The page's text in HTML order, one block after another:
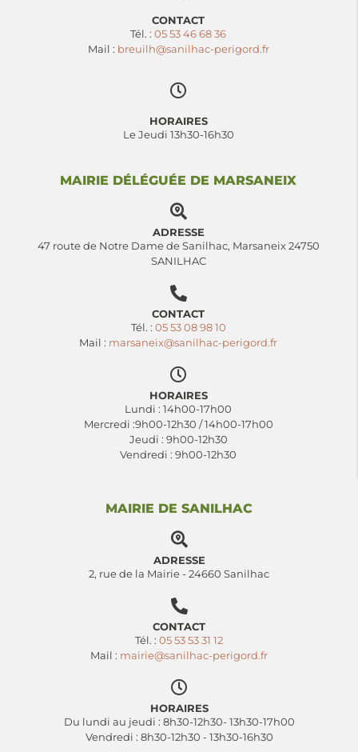
CONTACT
Tél. : 05 53 46 68 36
Mail : breuilh@sanilhac-perigord.fr
HORAIRES
Le Jeudi 13h30-16h30
MAIRIE DÉLÉGUÉE DE MARSANEIX
ADRESSE
47 route de Notre Dame de Sanilhac, Marsaneix 24750
SANILHAC
CONTACT
Tél. : 05 53 08 98 10
Mail : marsaneix@sanilhac-perigord.fr
HORAIRES
Lundi : 14h00-17h00
Mercredi :9h00-12h30 / 14h00-17h00
Jeudi : 9h00-12h30
Vendredi : 9h00-12h30
MAIRIE DE SANILHAC
ADRESSE
2, rue de la Mairie - 24660 Sanilhac
CONTACT
Tél. : 05 53 53 31 12
Mail : mairie@sanilhac-perigord.fr
HORAIRES
Du lundi au jeudi : 8h30-12h30- 13h30-17h00
Vendredi : 8h30-12h30 - 13h30-16h30